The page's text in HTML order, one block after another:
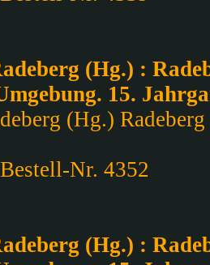
(Hg.) :
15.
(Hg.)
Nr. 4352
(Hg.) :